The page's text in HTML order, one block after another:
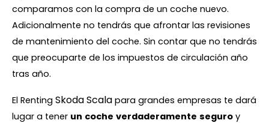
comparamos con la compra de un coche nuevo.
Adicionalmente no tendrás que afrontar las revisiones
de mantenimiento del coche. Sin contar que no tendrás
que preocuparte de los impuestos de circulación año
tras año.
El Renting Skoda Scala para grandes empresas te dará
lugar a tener un coche verdaderamente seguro y